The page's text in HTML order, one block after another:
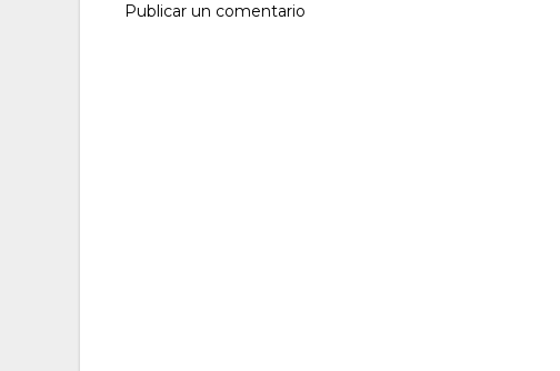
Publicar un comentario